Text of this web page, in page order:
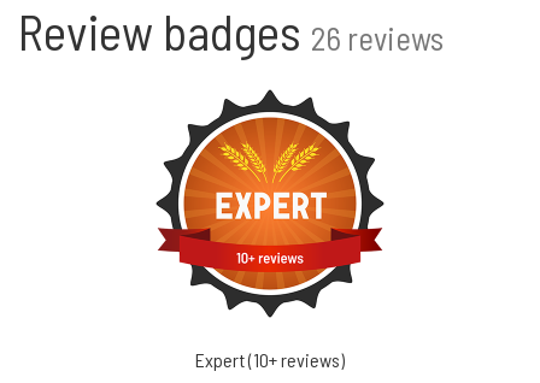
Review badges 26 reviews
Expert (10+ reviews)